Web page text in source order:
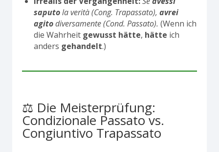
saputola verità (Cong. Trapassato), avrei
agitodiversamente (Cond. Passato). (Wenn ich
die Wahrheit gewusst hätte, hätte ich
anders gehandelt.)
⚖️ Die Meisterprüfung:
Condizionale Passato vs.
Congiuntivo Trapassato